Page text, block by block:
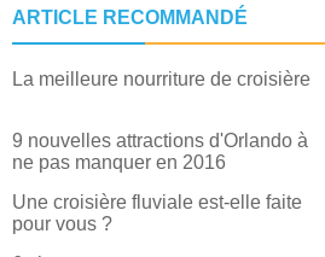
ARTICLE RECOMMANDÉ
La meilleure nourriture de croisière
9 nouvelles attractions d'Orlando à
ne pas manquer en 2016
Une croisière fluviale est-elle faite
pour vous ?